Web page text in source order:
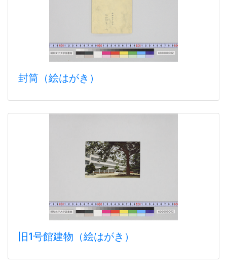
封筒（絵はがき）
旧1号館建物（絵はがき）